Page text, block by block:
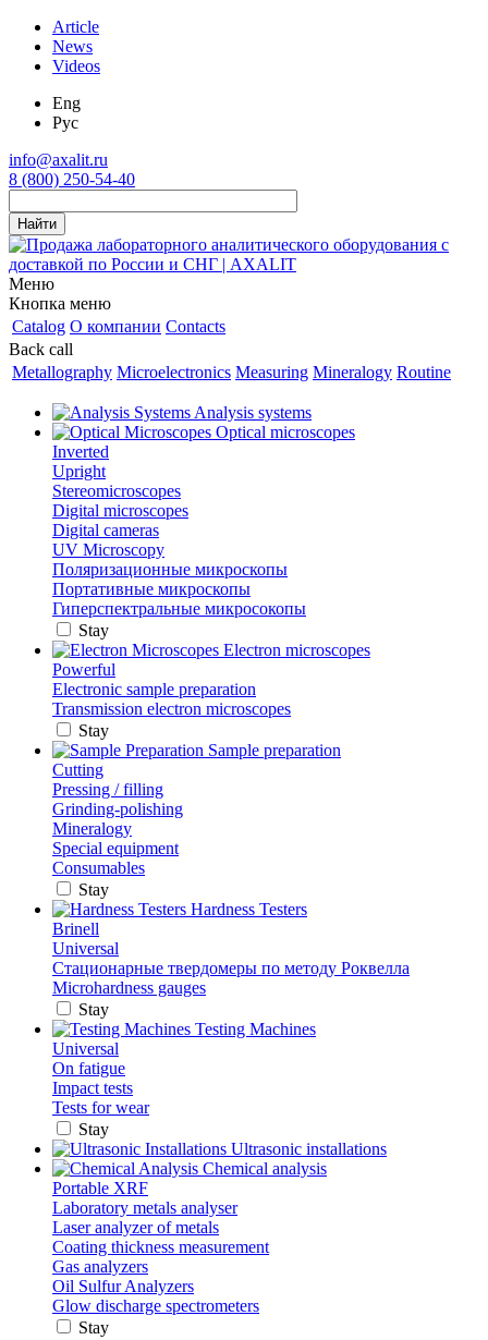
Article
News
Videos
Eng
Рус
info@axalit.ru
8 (800) 250-54-40
Меню
Кнопка меню
Catalog О компании Contacts
Back call
Metallography Microelectronics Measuring Mineralogy Routine
Analysis systems
Optical microscopes
Inverted
Upright
Stereomicroscopes
Digital microscopes
Digital cameras
UV Microscopy
Поляризационные микроскопы
Портативные микроскопы
Гиперспектральные микросокопы
Stay
Electron microscopes
Powerful
Electronic sample preparation
Transmission electron microscopes
Stay
Sample preparation
Cutting
Pressing / filling
Grinding-polishing
Mineralogy
Special equipment
Consumables
Stay
Hardness Testers
Brinell
Universal
Стационарные твердомеры по методу Роквелла
Microhardness gauges
Stay
Testing Machines
Universal
On fatigue
Impact tests
Tests for wear
Stay
Ultrasonic installations
Chemical analysis
Portable XRF
Laboratory metals analyser
Laser analyzer of metals
Coating thickness measurement
Gas analyzers
Oil Sulfur Analyzers
Glow discharge spectrometers
Stay